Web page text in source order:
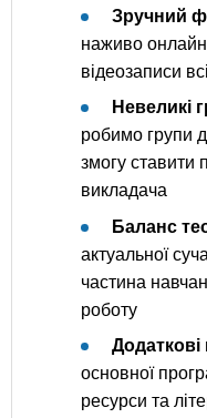
Зручний
наживо
відеозаписи
Невеликі
робимо групи
змогу ставити
викладача
Баланс
актуальної
частина
роботу
Додаткові
основної
ресурси та